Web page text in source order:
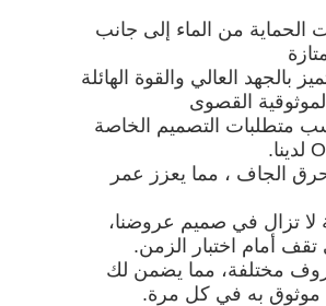
الحماية من الماء إلى جانب
بالجهد العالي والقوة الهائلة
القصوى
التصميم الخاصة
الجاف ، مما يعزز عمر
لا تزال في صميم عروضنا،
أمام اختبار الزمن.
مختلفة، مما يضمن لك
به في كل مرة.